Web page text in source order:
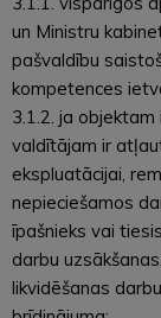
un Ministru
pašvaldību
kompetences
3.1.2. ja
valdītājam ir
ekspluatācijai,
nepieciešamos
īpašnieks vai
darbu
likvidēšanas